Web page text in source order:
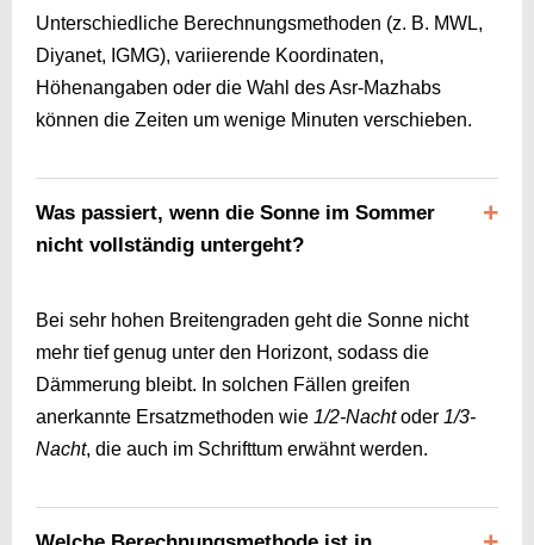
Unterschiedliche Berechnungsmethoden (z. B. MWL,
Diyanet, IGMG), variierende Koordinaten,
Höhenangaben oder die Wahl des Asr-Mazhabs
können die Zeiten um wenige Minuten verschieben.
Was passiert, wenn die Sonne im Sommer
nicht vollständig untergeht?
Bei sehr hohen Breitengraden geht die Sonne nicht
mehr tief genug unter den Horizont, sodass die
Dämmerung bleibt. In solchen Fällen greifen
anerkannte Ersatzmethoden wie 1/2-Nachtoder 1/3-
Nacht, die auch im Schrifttum erwähnt werden.